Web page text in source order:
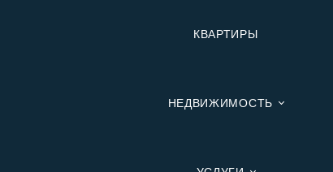
КВАРТИРЫ
НЕДВИЖИМОСТЬ